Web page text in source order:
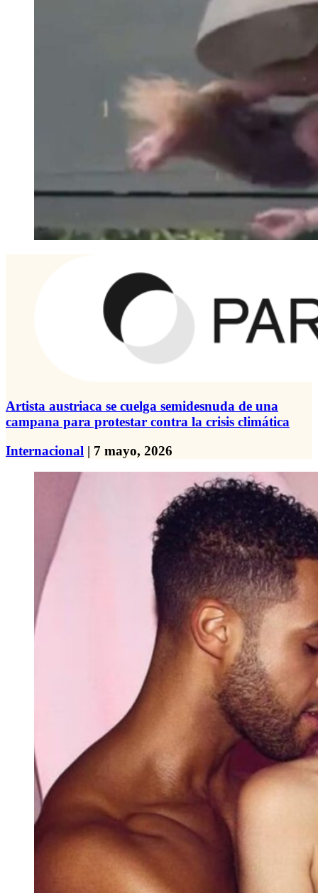
Artista austriaca se cuelga semidesnuda de una
campana para protestar contra la crisis climática
Internacional | 7 mayo, 2026